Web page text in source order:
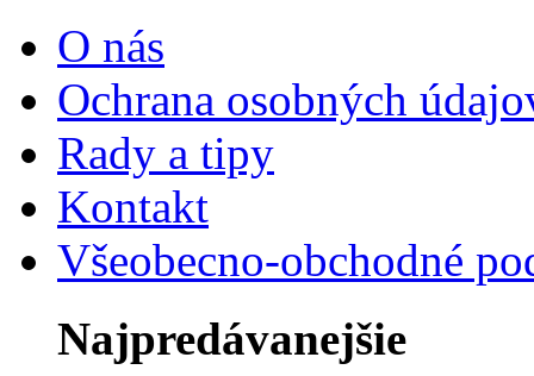
O nás
Ochrana osobných
Rady a tipy
Kontakt
Všeobecno-obchodné
Najpredávanejšie